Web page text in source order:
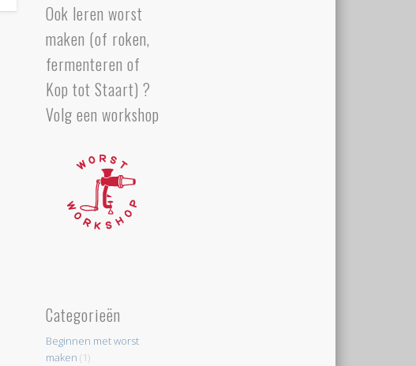
Ook leren worst
maken (of roken,
fermenteren of
Kop tot Staart) ?
Volg een workshop
Categorieën
Beginnen met worst
maken (1)